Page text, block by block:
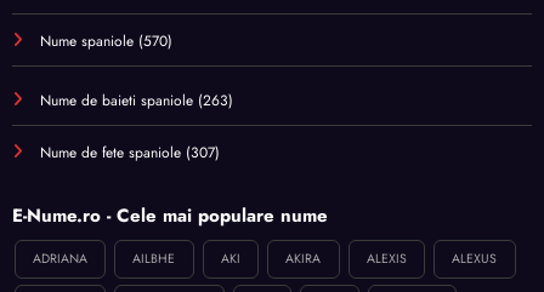
Nume spaniole (570)
Nume de baieti spaniole (263)
Nume de fete spaniole (307)
E-Nume.ro - Cele mai populare nume
ADRIANA AILBHE AKI AKIRA ALEXIS ALEXUS